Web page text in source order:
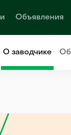
Объявления
О заводчике